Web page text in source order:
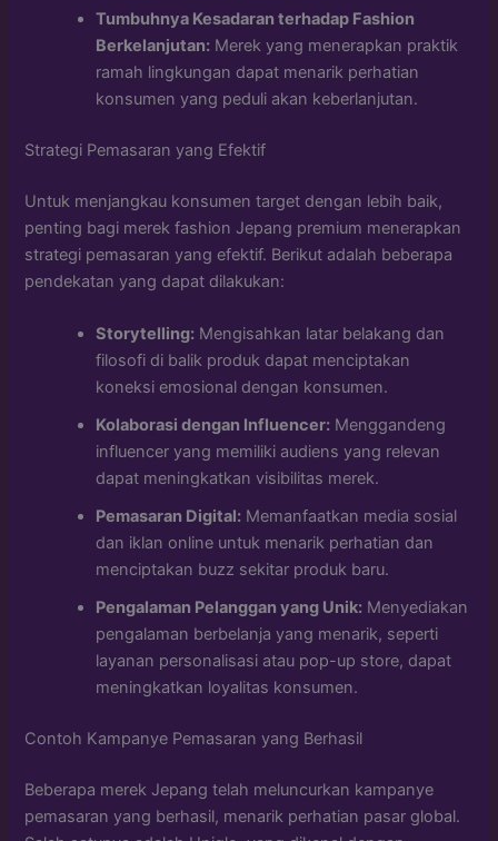
Tumbuhnya Kesadaran terhadap Fashion
Berkelanjutan: Merek yang menerapkan praktik
ramah lingkungan dapat menarik perhatian
konsumen yang peduli akan keberlanjutan.
Strategi Pemasaran yang Efektif
Untuk menjangkau konsumen target dengan lebih baik,
penting bagi merek fashion Jepang premium menerapkan
strategi pemasaran yang efektif. Berikut adalah beberapa
pendekatan yang dapat dilakukan:
Storytelling: Mengisahkan latar belakang dan
filosofi di balik produk dapat menciptakan
koneksi emosional dengan konsumen.
Kolaborasi dengan Influencer: Menggandeng
influencer yang memiliki audiens yang relevan
dapat meningkatkan visibilitas merek.
Pemasaran Digital: Memanfaatkan media sosial
dan iklan online untuk menarik perhatian dan
menciptakan buzz sekitar produk baru.
Pengalaman Pelanggan yang Unik: Menyediakan
pengalaman berbelanja yang menarik, seperti
layanan personalisasi atau pop-up store, dapat
meningkatkan loyalitas konsumen.
Contoh Kampanye Pemasaran yang Berhasil
Beberapa merek Jepang telah meluncurkan kampanye
pemasaran yang berhasil, menarik perhatian pasar global.